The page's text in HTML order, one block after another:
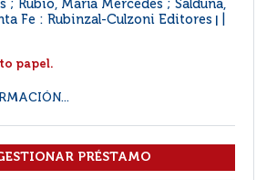
; Rubio, María Mercedes ; Salduna,
Fe : Rubinzal-Culzoni Editores
papel.